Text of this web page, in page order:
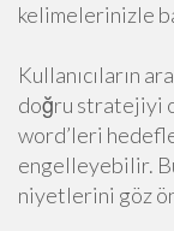
kelimelerinizle
Kullanıcıların
doğru stratejiyi
word’leri
engelleyebilir.
niyetlerini göz